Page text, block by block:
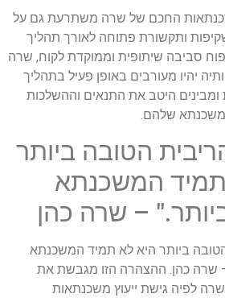
החכם של שרה משתרעת גם על
ותקשורת פתוחה לאורך תהליך
סביבה שיתופית וממוקדת לקוח, שרה
יהיו מעורבים באופן פעיל בתהליך
היטב את התנאים וההשלכות
שלהם.
הטובה ביותר
המשכנתא
– שרה כהן
ביותר היא לא תמיד המשכנתא
שרה כהן. ההצהרה הזו מגבשת את
לפיה גישת ייעוץ משכנתאות